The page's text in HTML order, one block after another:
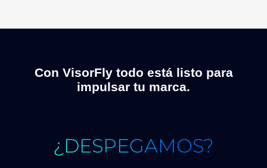
Con VisorFly todo está listo para
impulsar tu marca.
¿DESPEGAMOS?